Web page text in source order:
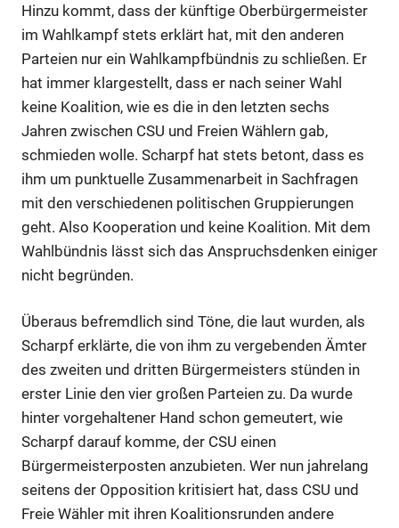
Hinzu kommt, dass der künftige Oberbürgermeister
im Wahlkampf stets erklärt hat, mit den anderen
Parteien nur ein Wahlkampfbündnis zu schließen. Er
hat immer klargestellt, dass er nach seiner Wahl
keine Koalition, wie es die in den letzten sechs
Jahren zwischen CSU und Freien Wählern gab,
schmieden wolle. Scharpf hat stets betont, dass es
ihm um punktuelle Zusammenarbeit in Sachfragen
mit den verschiedenen politischen Gruppierungen
geht. Also Kooperation und keine Koalition. Mit dem
Wahlbündnis lässt sich das Anspruchsdenken einiger
nicht begründen.
Überaus befremdlich sind Töne, die laut wurden, als
Scharpf erklärte, die von ihm zu vergebenden Ämter
des zweiten und dritten Bürgermeisters stünden in
erster Linie den vier großen Parteien zu. Da wurde
hinter vorgehaltener Hand schon gemeutert, wie
Scharpf darauf komme, der CSU einen
Bürgermeisterposten anzubieten. Wer nun jahrelang
seitens der Opposition kritisiert hat, dass CSU und
Freie Wähler mit ihren Koalitionsrunden andere